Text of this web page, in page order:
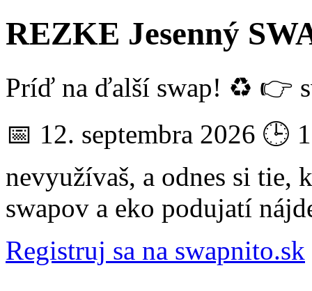
REZKE Jesenný
Príď na ďalší swap! ♻️ 👉
📅 12. septembra 2026 🕒
nevyužívaš, a odnes si tie,
swapov a eko podujatí
Registruj sa na swapnito.sk